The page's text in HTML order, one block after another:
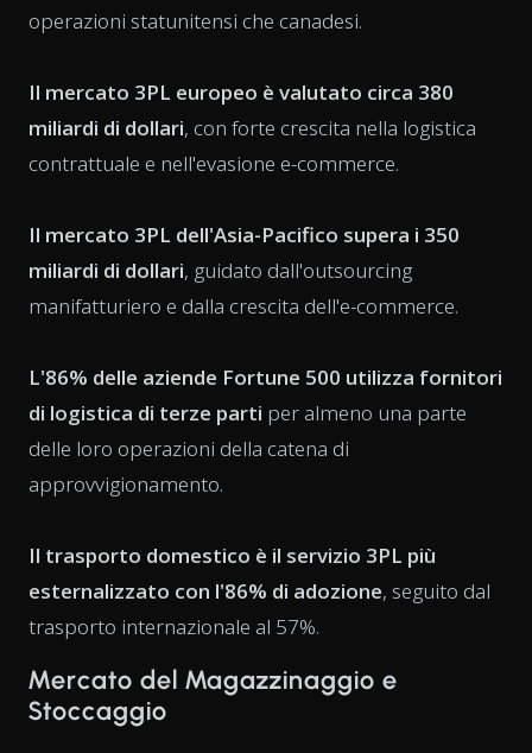
operazioni statunitensi che canadesi.
Il mercato 3PL europeo è valutato circa 380
miliardi di dollari, con forte crescita nella logistica
contrattuale e nell'evasione e-commerce.
Il mercato 3PL dell'Asia-Pacifico supera i 350
miliardi di dollari, guidato dall'outsourcing
manifatturiero e dalla crescita dell'e-commerce.
L'86% delle aziende Fortune 500 utilizza fornitori
di logistica di terze parti per almeno una parte
delle loro operazioni della catena di
approvvigionamento.
Il trasporto domestico è il servizio 3PL più
esternalizzato con l'86% di adozione, seguito dal
trasporto internazionale al 57%.
Mercato del Magazzinaggio e
Stoccaggio